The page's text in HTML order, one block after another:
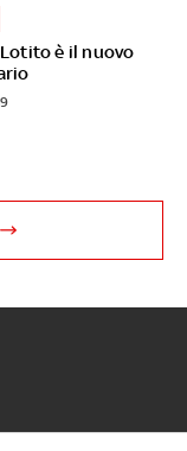
Lotito è il nuovo